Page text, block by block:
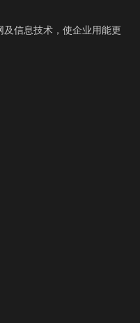
信息技术，使企业用能更